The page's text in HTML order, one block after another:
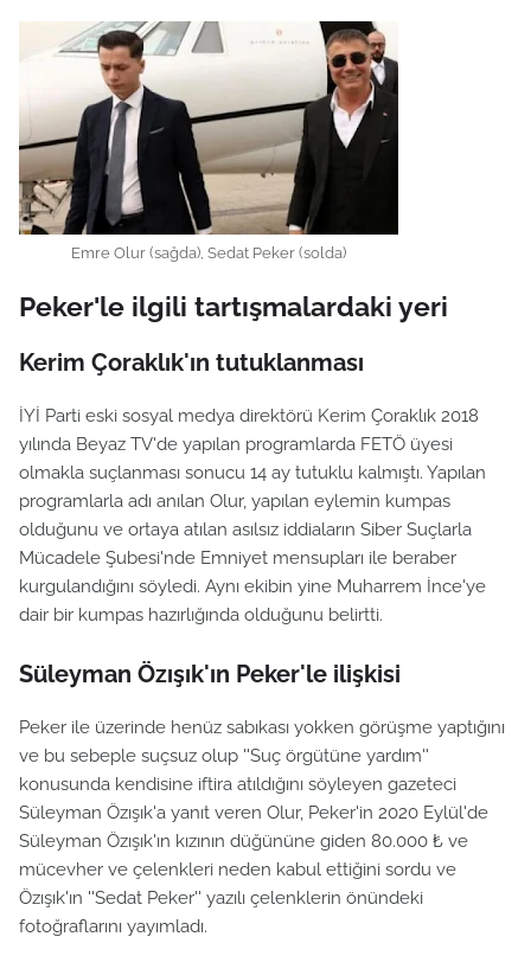
Emre Olur (sağda), Sedat Peker (solda)
Peker'le ilgili tartışmalardaki yeri
Kerim Çoraklık'ın tutuklanması
İYİ Parti eski sosyal medya direktörü Kerim Çoraklık 2018
yılında Beyaz TV'de yapılan programlarda FETÖ üyesi
olmakla suçlanması sonucu 14 ay tutuklu kalmıştı. Yapılan
programlarla adı anılan Olur, yapılan eylemin kumpas
olduğunu ve ortaya atılan asılsız iddiaların Siber Suçlarla
Mücadele Şubesi'nde Emniyet mensupları ile beraber
kurgulandığını söyledi. Aynı ekibin yine Muharrem İnce'ye
dair bir kumpas hazırlığında olduğunu belirtti.
Süleyman Özışık'ın Peker'le ilişkisi
Peker ile üzerinde henüz sabıkası yokken görüşme yaptığını
ve bu sebeple suçsuz olup ''Suç örgütüne yardım''
konusunda kendisine iftira atıldığını söyleyen gazeteci
Süleyman Özışık'a yanıt veren Olur, Peker'in 2020 Eylül'de
Süleyman Özışık'ın kızının düğününe giden 80.000 ₺ ve
mücevher ve çelenkleri neden kabul ettiğini sordu ve
Özışık'ın ''Sedat Peker'' yazılı çelenklerin önündeki
fotoğraflarını yayımladı.